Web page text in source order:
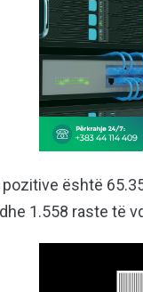
është
1.558 raste të